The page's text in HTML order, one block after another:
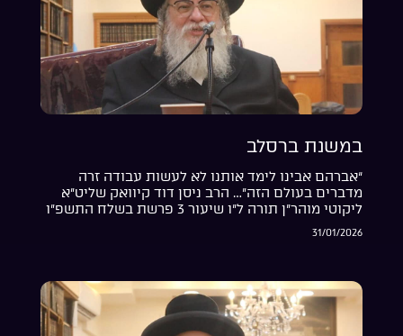
במשנת ברסלב
“אברהם אבינו לימד אותנו לא לעשות עבודה זרה
מדברים בעולם הזה”… הרב ניסן דוד קיוואק שליט”א
ליקוטי מוהר”ן תורה ל”ו שיעור 3 פרשת בשלח התשפ”ו
31/01/2026